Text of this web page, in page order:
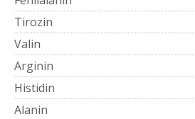
Tirozin
Valin
Arginin
Histidin
Alanin